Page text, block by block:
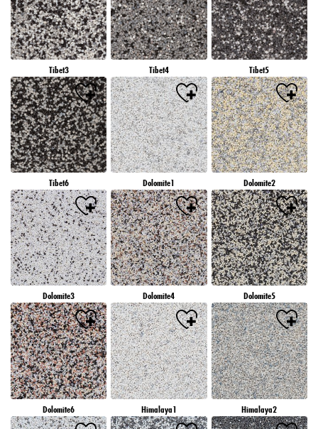
Tibet3 Tibet4 Tibet5
Tibet6 Dolomite1 Dolomite2
Dolomite3 Dolomite4 Dolomite5
Dolomite6 Himalaya1 Himalaya2